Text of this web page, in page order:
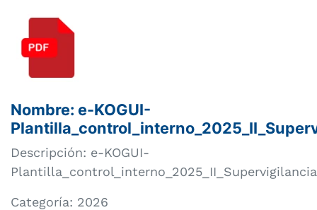
Nombre: e-KOGUI-
Descripción: e-KOGUI-
Plantilla_control_interno_2025_II_Supervigilancia
Categoría: 2026